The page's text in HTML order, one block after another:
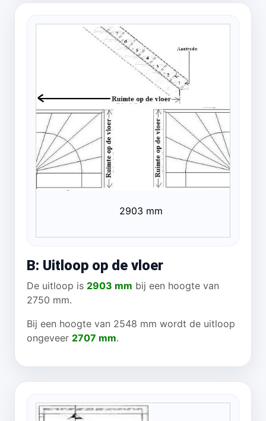
2903 mm
B: Uitloop op de vloer
De uitloop is 2903 mm bij een hoogte van
2750 mm.
Bij een hoogte van 2548 mm wordt de uitloop
ongeveer 2707 mm.